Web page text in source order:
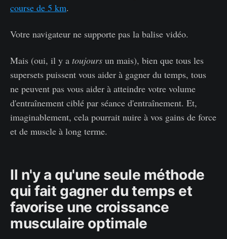
course de 5 km.
Votre navigateur ne supporte pas la balise vidéo.
Mais (oui, il y a toujours un mais), bien que tous les
supersets puissent vous aider à gagner du temps, tous
ne peuvent pas vous aider à atteindre votre volume
d'entraînement ciblé par séance d'entraînement. Et,
imaginablement, cela pourrait nuire à vos gains de force
et de muscle à long terme.
Il n'y a qu'une seule méthode
qui fait gagner du temps et
favorise une croissance
musculaire optimale